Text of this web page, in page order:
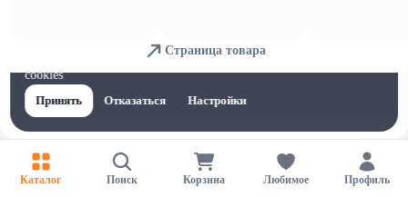
Каталог Поиск Корзина Любимое Профиль
Для обеспечения удобства пользователей сайта используются
cookies
Принять
Отказаться Настройки
Страница товара